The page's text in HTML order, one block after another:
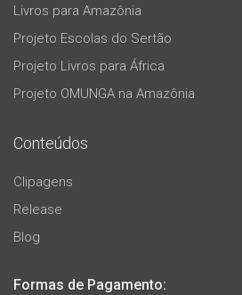
Livros para Amazônia
Projeto Escolas do Sertão
Projeto Livros para África
Projeto OMUNGA na Amazônia
Conteúdos
Clipagens
Release
Blog
Formas de Pagamento: